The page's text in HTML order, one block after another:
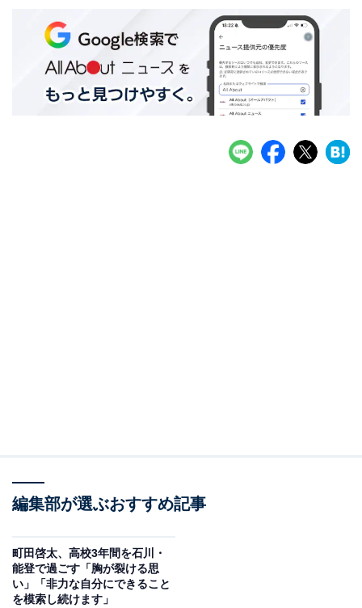
編集部が選ぶおすすめ記事
町田啓太、高校3年間を石川・
能登で過ごす「胸が裂ける思
い」「非力な自分にできること
を模索し続けます」